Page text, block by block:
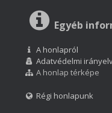
Egyéb
A honlapról
Adatvédelmi
A honlap térképe
Régi honlapunk